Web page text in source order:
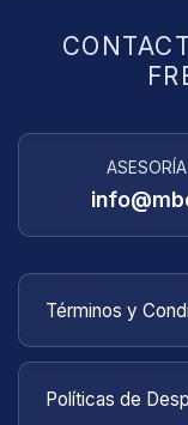
Términos y
Bienvenido a
términos y
regulaciones
Políticas de